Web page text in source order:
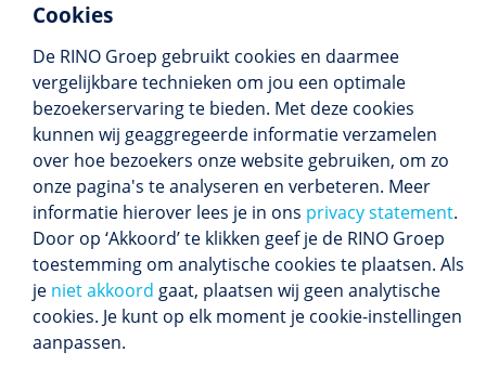
Cookies
De RINO Groep gebruikt cookies en daarmee
vergelijkbare technieken om jou een optimale
bezoekerservaring te bieden. Met deze cookies
kunnen wij geaggregeerde informatie verzamelen
over hoe bezoekers onze website gebruiken, om zo
onze pagina's te analyseren en verbeteren. Meer
informatie hierover lees je in ons privacy statement.
Door op ‘Akkoord’ te klikken geef je de RINO Groep
toestemming om analytische cookies te plaatsen. Als
je niet akkoord gaat, plaatsen wij geen analytische
cookies. Je kunt op elk moment je cookie-instellingen
aanpassen.
Meer dan 250 opleidingen
Alle BIG-opleidingen in huis
Cedeo-erkend en CRKBO-geregistreerd
Gemiddelde beoordeling 8,4
Volg ons
Blijf op de hoogte van het (nieuwe) scholings­
aanbod en ons laatste nieuws.